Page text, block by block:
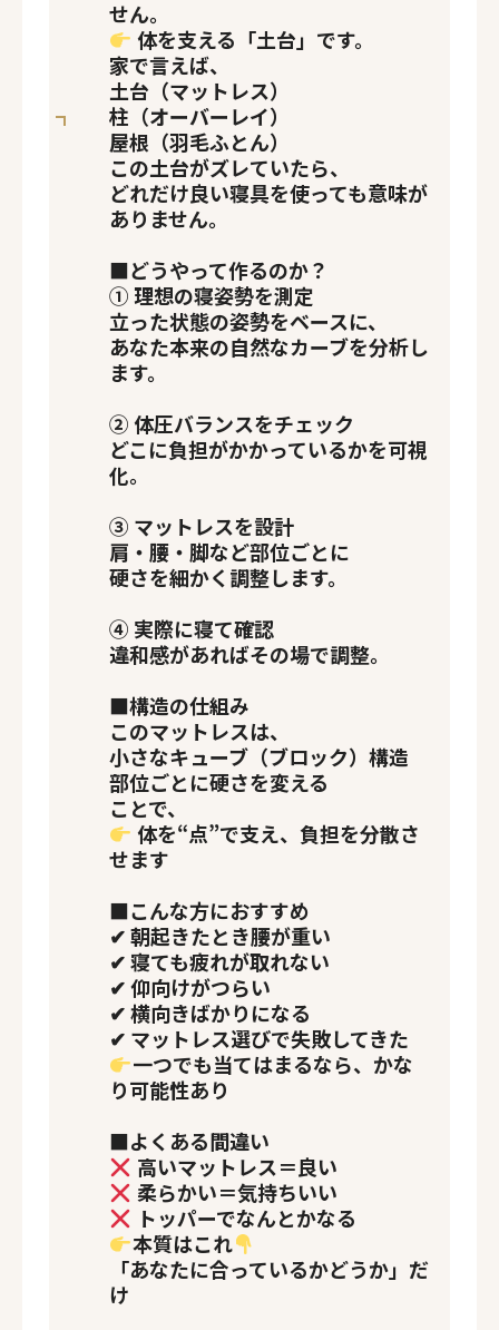
せん。
体を支える「土台」です。
家で言えば、
土台（マットレス）
柱（オーバーレイ）
屋根（羽毛ふとん）
この土台がズレていたら、
どれだけ良い寝具を使っても意味が
ありません。
■どうやって作るのか？
① 理想の寝姿勢を測定
立った状態の姿勢をベースに、
あなた本来の自然なカーブを分析し
ます。
② 体圧バランスをチェック
どこに負担がかかっているかを可視
化。
③ マットレスを設計
肩・腰・脚など部位ごとに
硬さを細かく調整します。
④ 実際に寝て確認
違和感があればその場で調整。
■構造の仕組み
このマットレスは、
小さなキューブ（ブロック）構造
部位ごとに硬さを変える
ことで、
体を“点”で支え、負担を分散さ
せます
■こんな方におすすめ
✔ 朝起きたとき腰が重い
✔ 寝ても疲れが取れない
✔ 仰向けがつらい
✔ 横向きばかりになる
✔ マットレス選びで失敗してきた
一つでも当てはまるなら、かな
り可能性あり
■よくある間違い
高いマットレス＝良い
柔らかい＝気持ちいい
トッパーでなんとかなる
本質はこれ
「あなたに合っているかどうか」だ
け